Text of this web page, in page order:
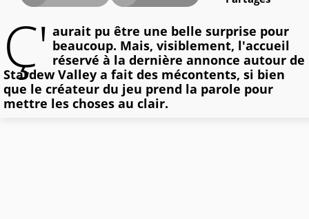
Ç' aurait pu être une belle surprise pour
beaucoup. Mais, visiblement, l'accueil
réservé à la dernière annonce autour de
Stardew Valley a fait des mécontents, si bien
que le créateur du jeu prend la parole pour
mettre les choses au clair.